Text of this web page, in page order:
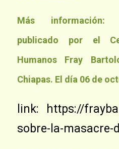
Más información:
publicado por el
Humanos Fray
Chiapas. El día 06 de
link: https://
sobre-la-masacre-